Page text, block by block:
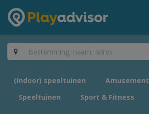
(Indoor) speeltuinen
Amusement
Speeltuinen
Sport & Fitness